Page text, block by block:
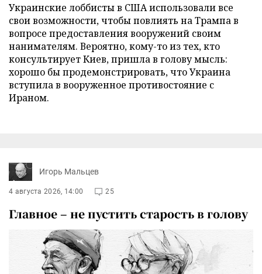
Украинские лоббисты в США использовали все
свои возможности, чтобы повлиять на Трампа в
вопросе предоставления вооружений своим
нанимателям. Вероятно, кому-то из тех, кто
консультирует Киев, пришла в голову мысль:
хорошо бы продемонстрировать, что Украина
вступила в вооруженное противостояние с
Ираном.
Игорь Мальцев
4 августа 2026, 14:00 25
Главное – не пустить старость в голову